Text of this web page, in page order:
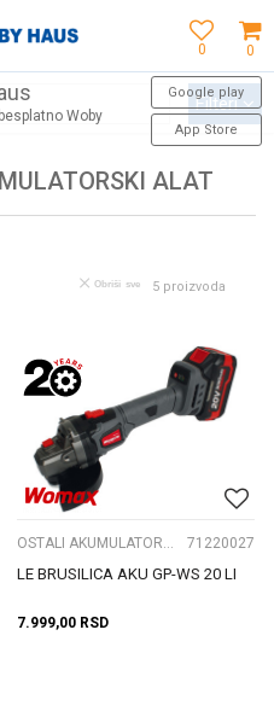
0
0
Woby
Google play
App Store
ZA WEB PORUDŽBINE!
ALAT
Filteri
5 proizvoda
Obriši sve
71220027
LE BRUSILICA AKU GP-WS 20 LI
7.999,00 RSD